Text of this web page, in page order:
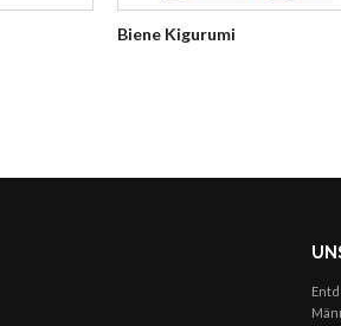
Biene Kigurumi